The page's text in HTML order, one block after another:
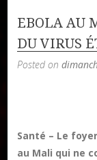
EBOLA AU
DU VIRUS
Posted on
Santé – Le
au Mali qui ne